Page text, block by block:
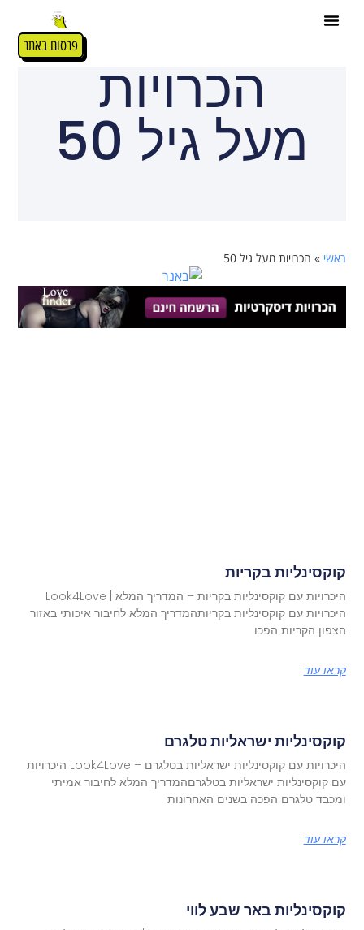
פרסום באתר
הכרויות
מעל גיל 50
ראשי » הכרויות מעל גיל 50
קוקסינליות בקריות
היכרויות עם קוקסינליות בקריות – המדריך המלא | Look4Love
היכרויות עם קוקסינליות בקריותהמדריך המלא לחיבור איכותי באזור
הצפון הקריות הפכו
קראו עוד
קוקסינליות ישראליות טלגרם
היכרויות עם קוקסינליות ישראליות בטלגרם – Look4Love היכרויות
עם קוקסינליות ישראליות בטלגרםהמדריך המלא לחיבור אמיתי
ומכבד טלגרם הפכה בשנים האחרונות
קראו עוד
קוקסינליות באר שבע לווי